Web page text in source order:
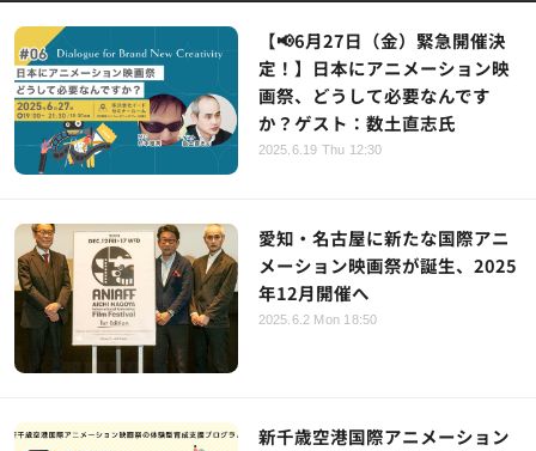
【📢6月27日（金）緊急開催決
定！】日本にアニメーション映
画祭、どうして必要なんです
か？ゲスト：数土直志氏
2025.6.19 Thu 12:30
愛知・名古屋に新たな国際アニ
メーション映画祭が誕生、2025
年12月開催へ
2025.6.2 Mon 18:50
新千歳空港国際アニメーション